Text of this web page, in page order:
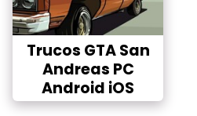
Trucos GTA San
Andreas PC
Android iOS